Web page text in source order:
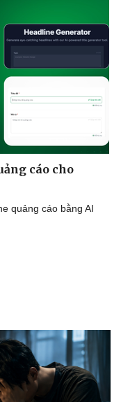
cáo cho
quảng cáo bằng AI